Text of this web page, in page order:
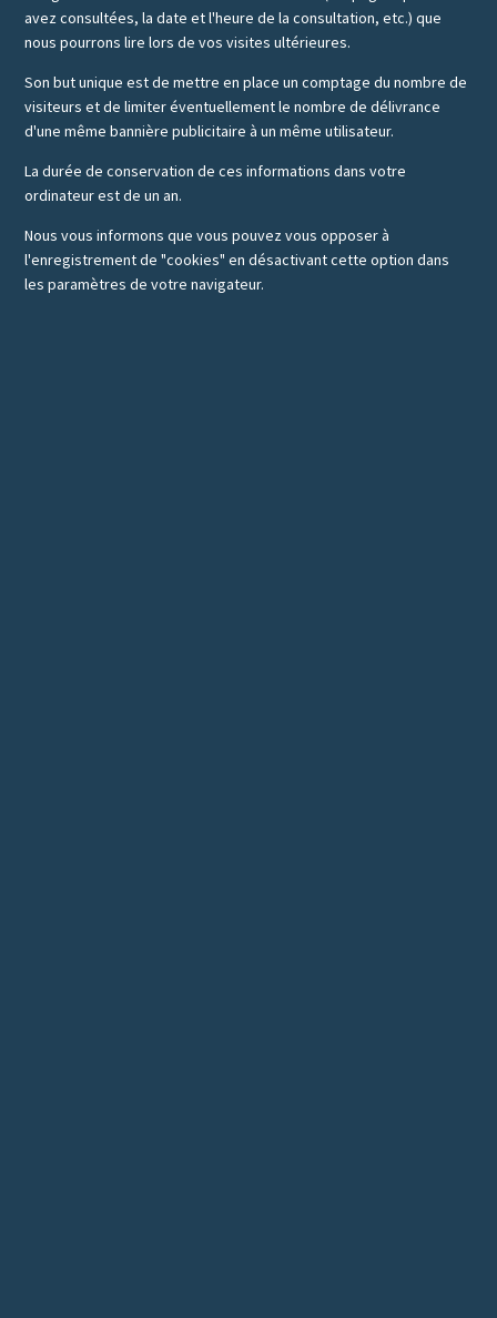
avez consultées, la date et l'heure de la consultation, etc.) que
nous pourrons lire lors de vos visites ultérieures.
Son but unique est de mettre en place un comptage du nombre de
visiteurs et de limiter éventuellement le nombre de délivrance
d'une même bannière publicitaire à un même utilisateur.
La durée de conservation de ces informations dans votre
ordinateur est de un an.
Nous vous informons que vous pouvez vous opposer à
l'enregistrement de "cookies" en désactivant cette option dans
les paramètres de votre navigateur.